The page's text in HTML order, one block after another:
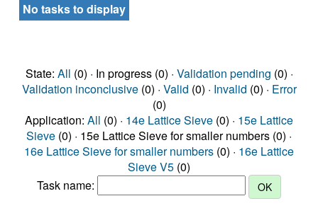
No tasks to display
State: All (0) · In progress (0) · Validation pending (0) ·
Validation inconclusive(0) · Valid (0) · Invalid (0) · Error
(0)
Application: All (0) · 14e Lattice Sieve (0) · 15e Lattice
Sieve (0) · 15e Lattice Sieve for smaller numbers (0) ·
16e Lattice Sieve for smaller numbers (0) · 16e Lattice
Sieve V5 (0)
Task name: